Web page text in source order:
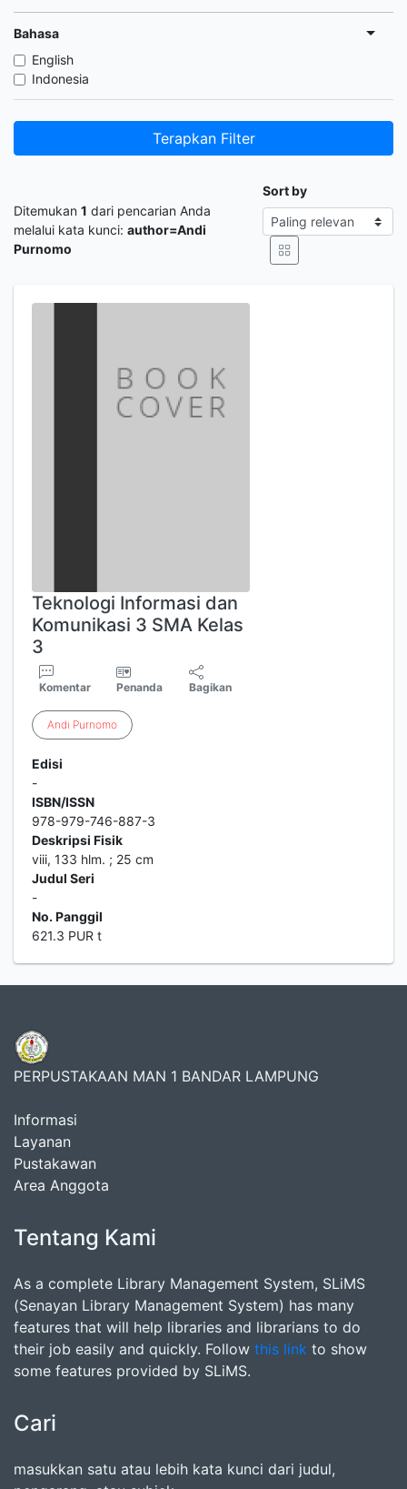
Bahasa
English
Indonesia
Terapkan Filter
Ditemukan 1 dari pencarian Anda
melalui kata kunci: author=Andi
Purnomo
Sort by
Teknologi Informasi dan
Komunikasi 3 SMA Kelas
3
Komentar Penanda Bagikan
Andi Purnomo
Edisi
-
ISBN/ISSN
978-979-746-887-3
Deskripsi Fisik
viii, 133 hlm. ; 25 cm
Judul Seri
-
No. Panggil
621.3 PUR t
PERPUSTAKAAN MAN 1 BANDAR LAMPUNG
Informasi
Layanan
Pustakawan
Area Anggota
Tentang Kami
As a complete Library Management System, SLiMS
(Senayan Library Management System) has many
features that will help libraries and librarians to do
their job easily and quickly. Follow this link to show
some features provided by SLiMS.
Cari
masukkan satu atau lebih kata kunci dari judul,